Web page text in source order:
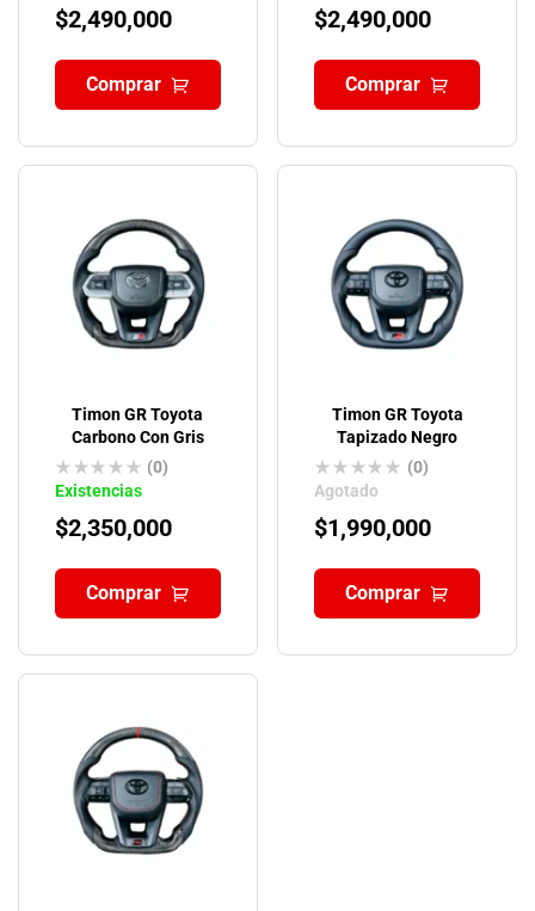
$2,490,000
Comprar
$2,490,000
Comprar
Timon GR Toyota
Carbono Con Gris
(0)
Existencias
$2,350,000
Comprar
Timon GR Toyota
Tapizado Negro
(0)
Agotado
$1,990,000
Comprar